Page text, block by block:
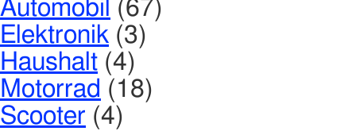
Automobil
(67)
Elektronik (3)
Haushalt (4)
Motorrad (18)
Scooter (4)